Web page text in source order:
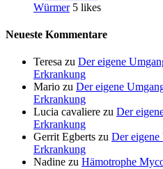
Würmer 5 likes
Neueste Kommentare
Teresa zu Der eigene
Erkrankung
Mario zu Der eigene
Erkrankung
Lucia cavaliere zu Der
Erkrankung
Gerrit Egberts zu Der eigene
Erkrankung
Nadine zu Hämotrophe